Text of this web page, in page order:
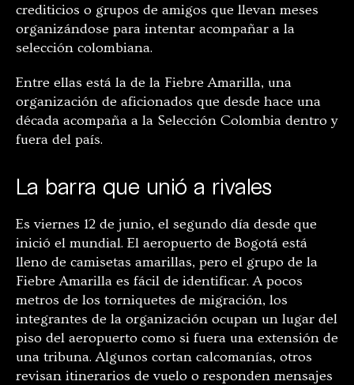
crediticios o grupos de amigos que llevan meses
organizándose para intentar acompañar a la
selección colombiana.
Entre ellas está la de la Fiebre Amarilla, una
organización de aficionados que desde hace una
década acompaña a la Selección Colombia dentro y
fuera del país.
La barra que unió a rivales
Es viernes 12 de junio, el segundo día desde que
inició el mundial. El aeropuerto de Bogotá está
lleno de camisetas amarillas, pero el grupo de la
Fiebre Amarilla es fácil de identificar. A pocos
metros de los torniquetes de migración, los
integrantes de la organización ocupan un lugar del
piso del aeropuerto como si fuera una extensión de
una tribuna. Algunos cortan calcomanías, otros
revisan itinerarios de vuelo o responden mensajes